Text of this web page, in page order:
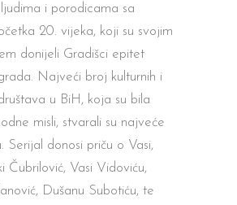
i porodicama sa
20. vijeka, koji su svojim
donijeli Gradišci epitet
Najveći broj kulturnih i
u BiH, koja su bila
misli, stvarali su najveće
Serijal donosi priču o Vasi,
Čubrilović, Vasi Vidoviću,
Dušanu Subotiću, te